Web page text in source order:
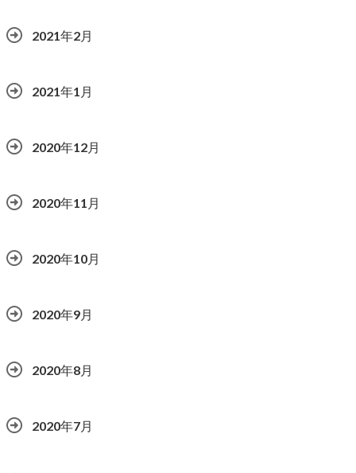
2021年2月
2021年1月
2020年12月
2020年11月
2020年10月
2020年9月
2020年8月
2020年7月